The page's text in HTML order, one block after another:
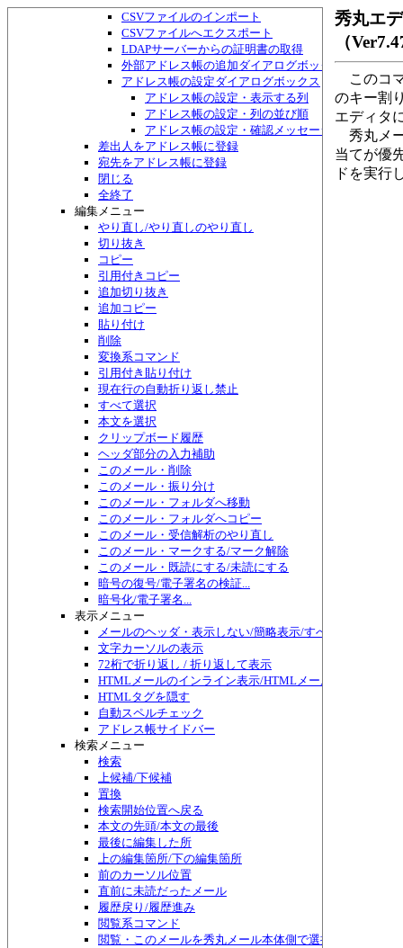
CSVファイルのインポート
CSVファイルへエクスポート
LDAPサーバーからの証明書の取得
外部アドレス帳の追加ダイアログボックス
アドレス帳の設定ダイアログボックス
アドレス帳の設定・表示する列
アドレス帳の設定・列の並び順
アドレス帳の設定・確認メッセージ
差出人をアドレス帳に登録
宛先をアドレス帳に登録
閉じる
全終了
編集メニュー
やり直し/やり直しのやり直し
切り抜き
コピー
引用付きコピー
追加切り抜き
追加コピー
貼り付け
削除
変換系コマンド
引用付き貼り付け
現在行の自動折り返し禁止
すべて選択
本文を選択
クリップボード履歴
ヘッダ部分の入力補助
このメール・削除
このメール・振り分け
このメール・フォルダへ移動
このメール・フォルダへコピー
このメール・受信解析のやり直し
このメール・マークする/マーク解除
このメール・既読にする/未読にする
暗号の復号/電子署名の検証...
暗号化/電子署名...
表示メニュー
メールのヘッダ・表示しない/簡略表示/すべて表示/切り
文字カーソルの表示
72桁で折り返し / 折り返して表示
HTMLメールのインライン表示/HTMLメール編集
HTMLタグを隠す
自動スペルチェック
アドレス帳サイドバー
検索メニュー
検索
上候補/下候補
置換
検索開始位置へ戻る
本文の先頭/本文の最後
最後に編集した所
上の編集箇所/下の編集箇所
前のカーソル位置
直前に未読だったメール
履歴戻り/履歴進み
閲覧系コマンド
閲覧・このメールを秀丸メール本体側で選択する
秀丸エ
（
このコ
のキー割
エディタ
秀丸メ
当てが優
ドを実行